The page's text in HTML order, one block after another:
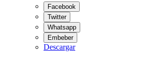
Facebook
Twitter
Whatsapp
Embeber
Descargar